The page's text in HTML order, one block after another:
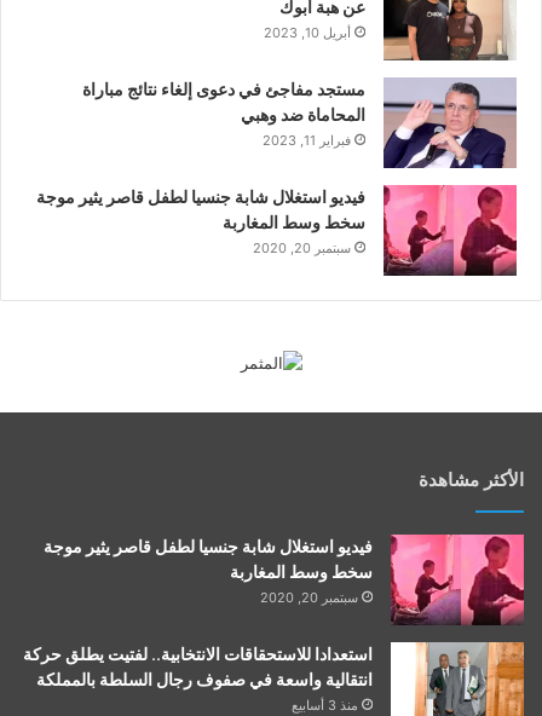
عن هبة أبوك
أبريل 10, 2023
مستجد مفاجئ في دعوى إلغاء نتائج مباراة
المحاماة ضد وهبي
فبراير 11, 2023
فيديو استغلال شابة جنسيا لطفل قاصر يثير موجة
سخط وسط المغاربة
سبتمبر 20, 2020
الأكثر مشاهدة
فيديو استغلال شابة جنسيا لطفل قاصر يثير موجة
سخط وسط المغاربة
سبتمبر 20, 2020
استعدادا للاستحقاقات الانتخابية.. لفتيت يطلق حركة
انتقالية واسعة في صفوف رجال السلطة بالمملكة
منذ 3 أسابيع